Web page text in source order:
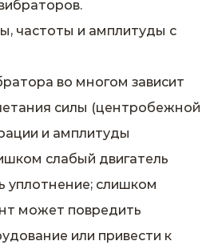
частоты и амплитуды с
во многом зависит
силы (центробежной
и амплитуды
слабый двигатель
уплотнение; слишком
может повредить
или привести к